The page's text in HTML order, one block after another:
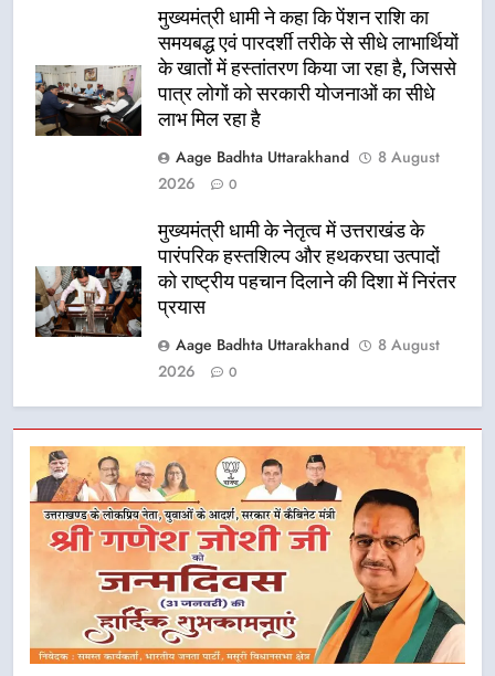
मुख्यमंत्री धामी ने कहा कि पेंशन राशि का
समयबद्ध एवं पारदर्शी तरीके से सीधे लाभार्थियों
के खातों में हस्तांतरण किया जा रहा है, जिससे
पात्र लोगों को सरकारी योजनाओं का सीधे
लाभ मिल रहा है
Aage Badhta Uttarakhand
8 August
2026
0
मुख्यमंत्री धामी के नेतृत्व में उत्तराखंड के
पारंपरिक हस्तशिल्प और हथकरघा उत्पादों
को राष्ट्रीय पहचान दिलाने की दिशा में निरंतर
प्रयास
Aage Badhta Uttarakhand
8 August
2026
0
5